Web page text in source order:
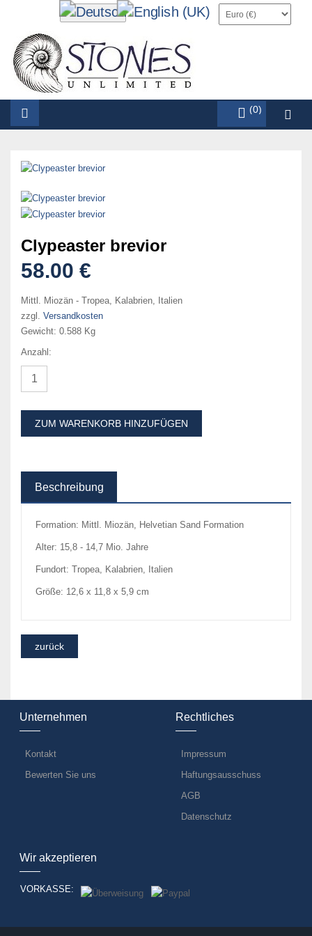
items (0)
Clypeaster brevior
58.00 €
Mittl. Miozän - Tropea, Kalabrien, Italien
zzgl. Versandkosten
Gewicht: 0.588 Kg
Anzahl:
ZUM WARENKORB HINZUFÜGEN
Beschreibung
Formation: Mittl. Miozän, Helvetian Sand Formation
Alter: 15,8 - 14,7 Mio. Jahre
Fundort: Tropea, Kalabrien, Italien
Größe: 12,6 x 11,8 x 5,9 cm
Unternehmen
Kontakt
Bewerten Sie uns
Rechtliches
Impressum
Haftungsausschuss
AGB
Datenschutz
Wir akzeptieren
VORKASSE: